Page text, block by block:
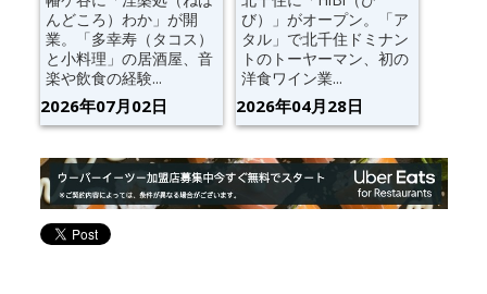
んどころ）わか」が開
業。「多幸寿（タコス）
と小料理」の居酒屋、音
楽や飲食の経験...
2026年07月02日
び）」がオープン。「ア
タル」で北千住ドミナン
トのトーヤーマン、初の
洋食ワイン業...
2026年04月28日